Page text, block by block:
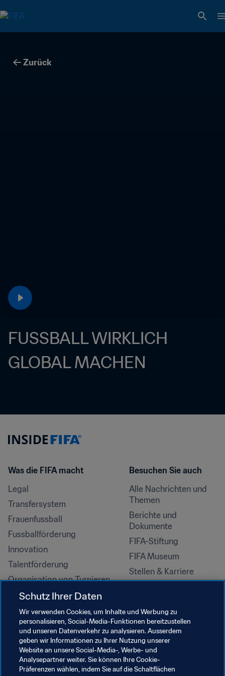
Zurück
FUSSBALL WIRKLICH
GLOBAL MACHEN
Was die FIFA macht
Legal
Transfersystem
Frauenfussball
Fussballförderung
Innovation
Talentförderung
Organisation von Turnieren
Nachhaltigkeit
Menschenrechte und
Antidiskriminierung
Gesundheit und Medizin
Bildungsinitiativen
Besuchen Sie auch
Alle Nachrichten und
Themen
Berichte und
Dokumente
FIFA-Stiftung
FIFA Museum
Stellen & Karriere
Schutz Ihrer Daten
Wir verwenden Cookies, um Inhalte und Werbung zu
personalisieren, Social-Media-Funktionen bereitzustellen
und unseren Datenverkehr zu analysieren. Ausserdem
geben wir Informationen zu Ihrer Nutzung unserer
Website an unsere Social-Media-, Werbe- und
Analysepartner weiter. Sie können Ihre Cookie-
Präferenzen wählen, indem Sie auf die Schaltflächen